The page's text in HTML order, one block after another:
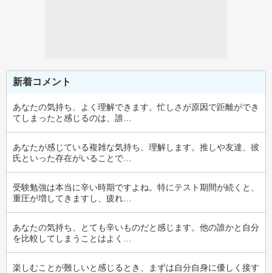
新着コメント
あなたの気持ち、よく理解できます。忙しさが原因で距離ができ
てしまったと感じるのは、誰…
あなたが感じている複雑な気持ち、理解します。推しや友達、彼
氏といった存在がいることで…
受験勉強は本当に辛い時期ですよね。特にテスト期間が続くと、
重圧が増してきますし、疲れ…
あなたの気持ち、とても辛いものだと感じます。他の誰かと自分
を比較してしまうことはよく…
楽しむことが難しいと感じるとき、まずは自分自身に優しく接す